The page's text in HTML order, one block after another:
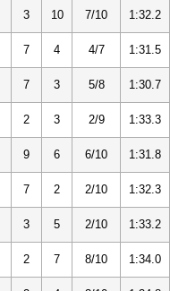
3 10 7/10 1:32.2
7 4 4/7 1:31.5
7 3 5/8 1:30.7
2 3 2/9 1:33.3
9 6 6/10 1:31.8
7 2 2/10 1:32.3
3 5 2/10 1:33.2
2 7 8/10 1:34.0